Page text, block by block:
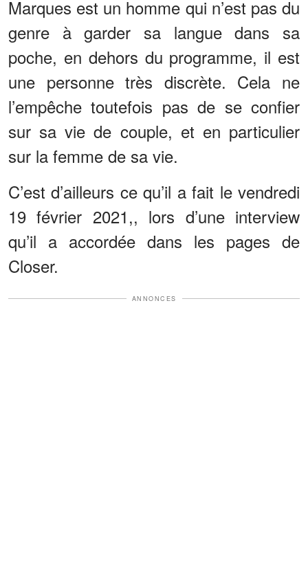
Marques est un homme qui n’est pas du
genre à garder sa langue dans sa
poche, en dehors du programme, il est
une personne très discrète. Cela ne
l’empêche toutefois pas de se confier
sur sa vie de couple, et en particulier
sur la femme de sa vie.
C’est d’ailleurs ce qu’il a fait le vendredi
19 février 2021,, lors d’une interview
qu’il a accordée dans les pages de
Closer.
ANNONCES